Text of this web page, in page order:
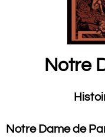
Notre
Notre Dame de